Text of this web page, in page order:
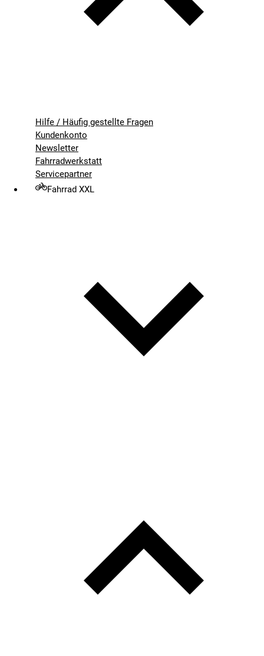
Hilfe / Häufig gestellte Fragen
Kundenkonto
Newsletter
Fahrradwerkstatt
Servicepartner
Fahrrad XXL